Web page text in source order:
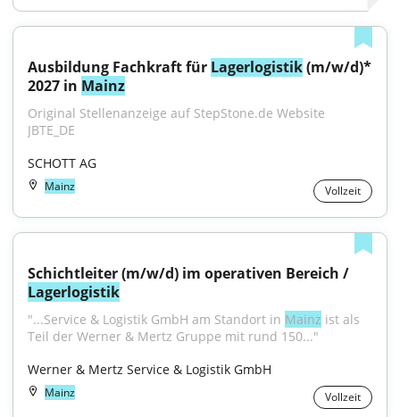
Ausbildung Fachkraft für Lagerlogistik (m/w/d)*
2027 in Mainz
Original Stellenanzeige auf StepStone.de Website
JBTE_DE
SCHOTT AG
Mainz Vollzeit
Lagerlogistik
"...Service & Logistik GmbH am Standort in Mainz ist als
Teil der Werner & Mertz Gruppe mit rund 150..."
Werner & Mertz Service & Logistik GmbH
Mainz Vollzeit